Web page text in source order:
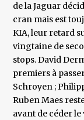
de la Jaguar
cran mais est
KIA, leur retard
vingtaine de
stops. David
premiers à
Schroyen ;
Ruben Maes
avant de céder